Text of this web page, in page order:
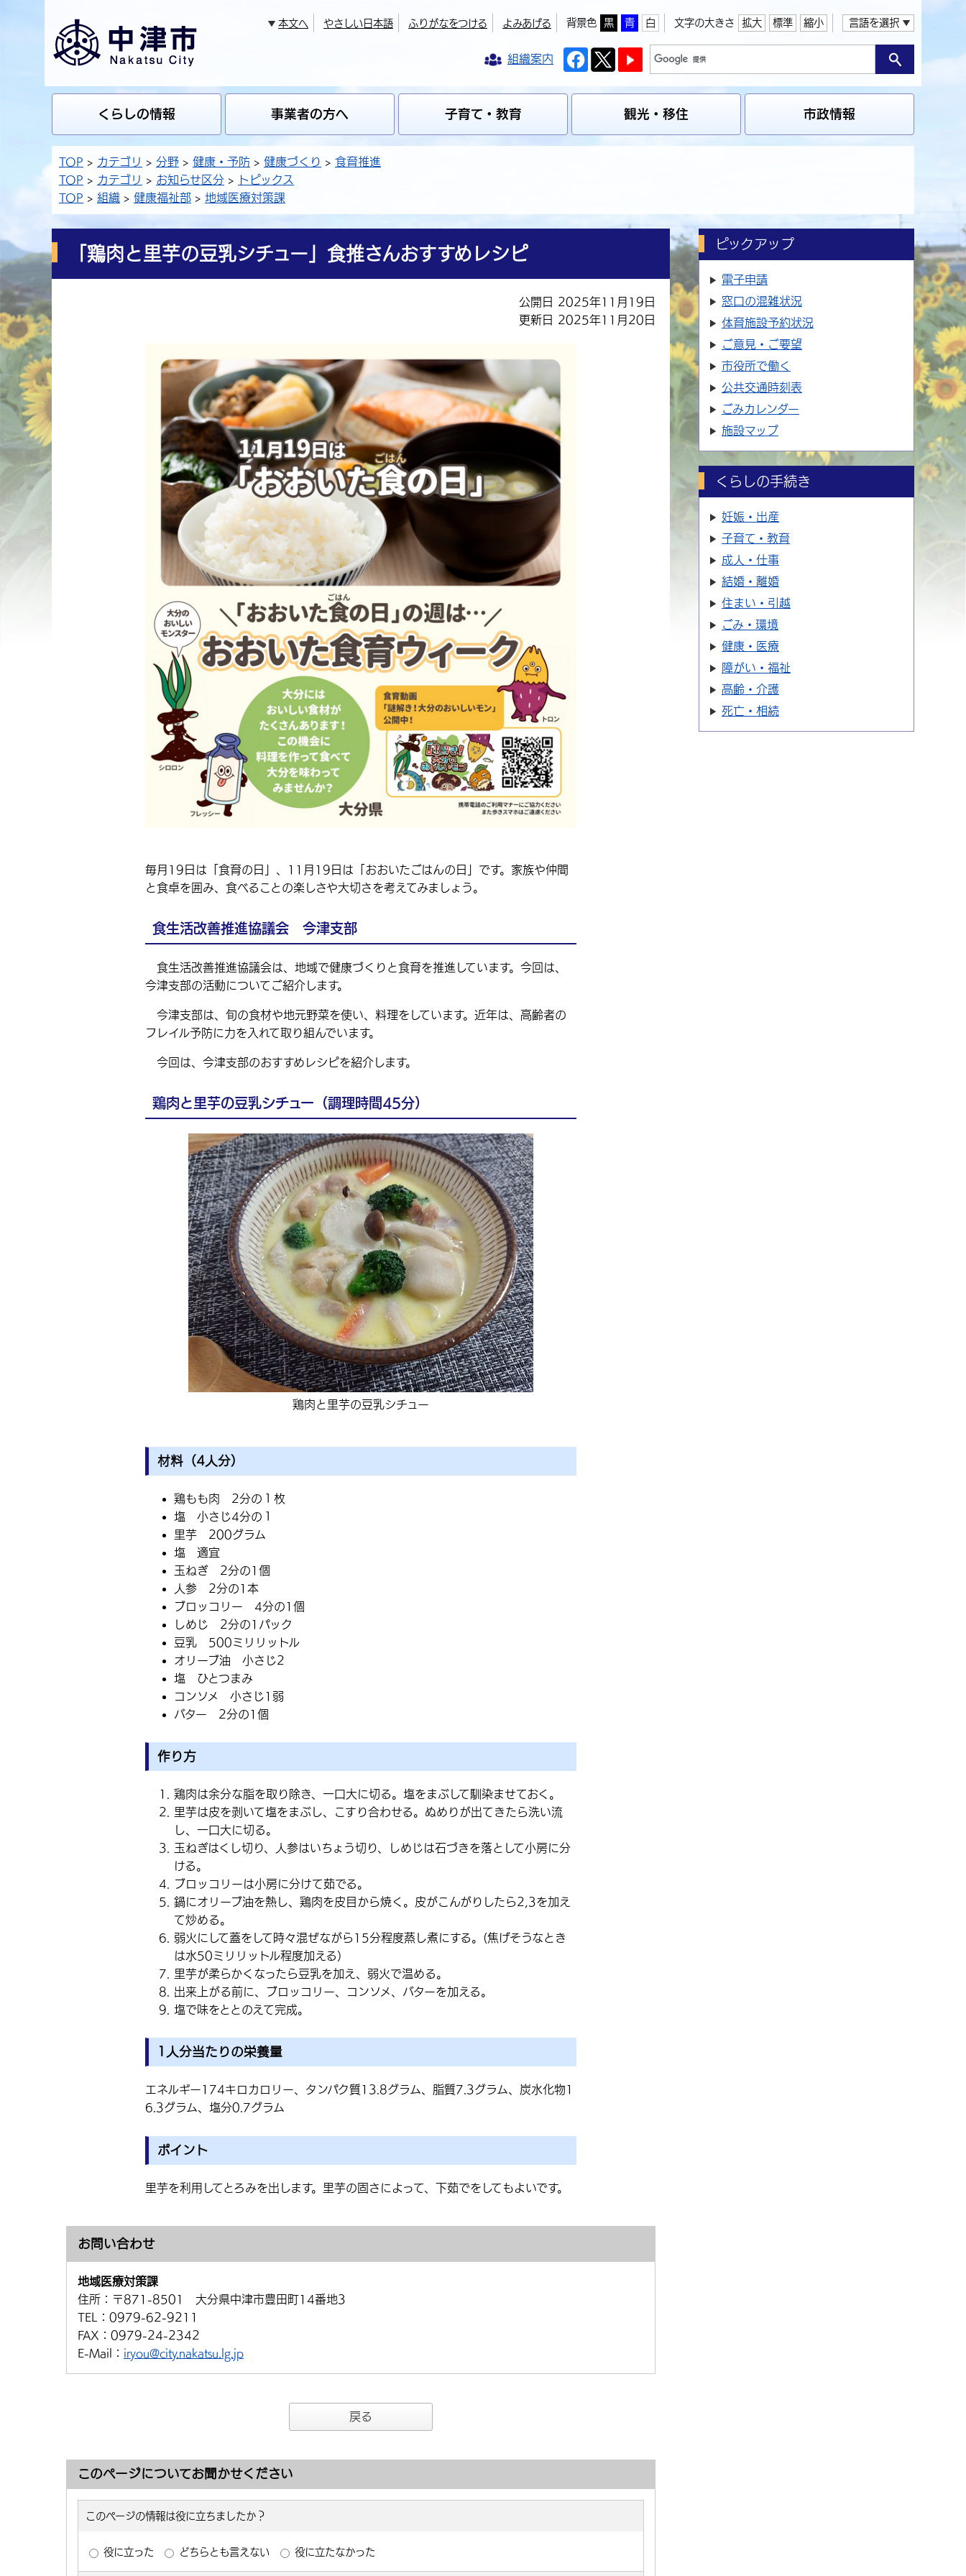
本文へ やさしい日本語 ふりがなをつける よみあげる 背景色 黒 青 白 文字の大きさ 拡大 標準 縮小 言語を選択
組織案内
くらしの情報 事業者の方へ 子育て・教育 観光・移住 市政情報
TOP カテゴリ 分野 健康・予防 健康づくり
食育推進
TOP
カテゴリ お知らせ区分
トピックス
TOP
組織 健康福祉部 地域医療対策課
「鶏肉と里芋の豆乳シチュー」食推さんおすすめレシピ
公開日 2025年11月19日
更新日 2025年11月20日
毎月19日は「食育の日」、11月19日は「おおいたごはんの日」です。家族や仲間
と食卓を囲み、食べることの楽しさや大切さを考えてみましょう。
食生活改善推進協議会 今津支部
食生活改善推進協議会は、地域で健康づくりと食育を推進しています。今回は、
今津支部の活動についてご紹介します。
今津支部は、旬の食材や地元野菜を使い、料理をしています。近年は、高齢者の
フレイル予防に力を入れて取り組んでいます。
今回は、今津支部のおすすめレシピを紹介します。
鶏肉と里芋の豆乳シチュー（調理時間45分）
鶏肉と里芋の豆乳シチュー
材料（4人分）
鶏もも肉 2分の１枚
塩 小さじ4分の１
里芋 200グラム
塩 適宜
玉ねぎ 2分の1個
人参 2分の1本
ブロッコリー 4分の1個
しめじ 2分の1パック
豆乳 500ミリリットル
オリーブ油 小さじ2
塩 ひとつまみ
コンソメ 小さじ1弱
バター 2分の1個
作り方
鶏肉は余分な脂を取り除き、一口大に切る。塩をまぶして馴染ませておく。
里芋は皮を剥いて塩をまぶし、こすり合わせる。ぬめりが出てきたら洗い流
し、一口大に切る。
玉ねぎはくし切り、人参はいちょう切り、しめじは石づきを落として小房に分
ける。
ブロッコリーは小房に分けて茹でる。
鍋にオリーブ油を熱し、鶏肉を皮目から焼く。皮がこんがりしたら2,3を加え
て炒める。
弱火にして蓋をして時々混ぜながら15分程度蒸し煮にする。(焦げそうなとき
は水50ミリリットル程度加える）
里芋が柔らかくなったら豆乳を加え、弱火で温める。
出来上がる前に、ブロッコリー、コンソメ、バターを加える。
塩で味をととのえて完成。
1人分当たりの栄養量
エネルギー174キロカロリー、タンパク質13.8グラム、脂質7.3グラム、炭水化物1
6.3グラム、塩分0.7グラム
ポイント
里芋を利用してとろみを出します。里芋の固さによって、下茹でをしてもよいです。
お問い合わせ
地域医療対策課
住所： 〒871-8501 大分県中津市豊田町14番地3
TEL： 0979-62-9211
FAX： 0979-24-2342
E-Mail： iryou@city.nakatsu.lg.jp
戻る
このページについてお聞かせください
ピックアップ
電子申請
窓口の混雑状況
体育施設予約状況
ご意見・ご要望
市役所で働く
公共交通時刻表
ごみカレンダー
施設マップ
くらしの手続き
妊娠・出産
子育て・教育
成人・仕事
結婚・離婚
住まい・引越
ごみ・環境
健康・医療
障がい・福祉
高齢・介護
死亡・相続